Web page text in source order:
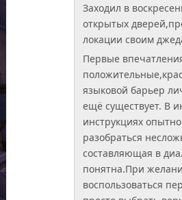
Заходил в
открытых
локации своим
Первые
языковой барьер
ещё существует. В
инструкциях
разобраться
составляющая в
понятна.При
воспользоваться